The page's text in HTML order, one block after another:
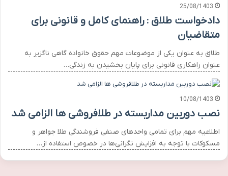
25/08/1403
دادخواست طلاق : راهنمای کامل و قانونی برای
متقاضیان
طلاق به عنوان یکی از موضوعات مهم حقوق خانواده گاهی ناگزیر به
عنوان راهکاری قانونی برای پایان بخشیدن به زندگی…
10/08/1403
نصب دوربین مداربسته در طلافروشی ها الزامی شد
اطلاعیه مهم برای تمامی واحدهای صنفی فروشندگی طلا جواهر و
مسکوکات با توجه به افزایش نگرانی‌ها در خصوص استفاده از…